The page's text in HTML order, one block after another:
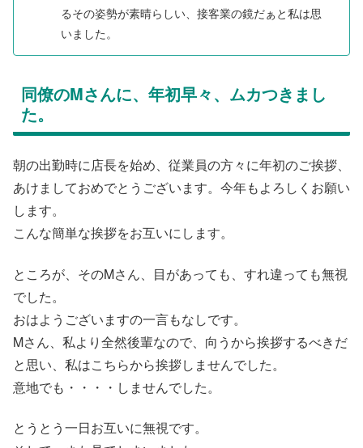
るその姿勢が素晴らしい、接客業の鏡だぁと私は思
いました。
同僚のMさんに、年初早々、ムカつきまし
た。
朝の出勤時に店長を始め、従業員の方々に年初のご挨拶、
あけましておめでとうございます。今年もよろしくお願い
します。
こんな簡単な挨拶をお互いにします。
ところが、そのMさん、目があっても、すれ違っても無視
でした。
おはようございますの一言もなしです。
Mさん、私より全然後輩なので、向うから挨拶するべきだ
と思い、私はこちらから挨拶しませんでした。
意地でも・・・・しませんでした。
とうとう一日お互いに無視です。